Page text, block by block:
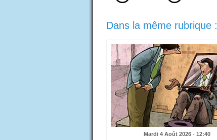
Dans la même rubrique :
Mardi 4 Août 2026 - 12:40